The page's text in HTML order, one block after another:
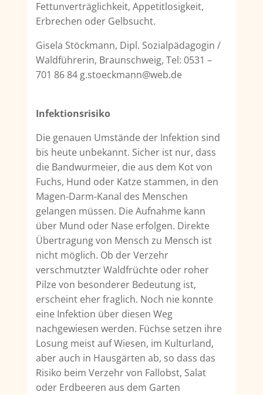
Fettunverträglichkeit, Appetitlosigkeit,
Erbrechen oder Gelbsucht.
Gisela Stöckmann, Dipl. Sozialpädagogin /
Waldführerin, Braunschweig, Tel: 0531 –
701 86 84 g.stoeckmann@web.de
Infektionsrisiko
Die genauen Umstände der Infektion sind
bis heute unbekannt. Sicher ist nur, dass
die Bandwurm­eier, die aus dem Kot von
Fuchs, Hund oder Katze stammen, in den
Magen-Darm-Kanal des Men­schen
gelangen müssen. Die Aufnahme kann
über Mund oder Nase erfolgen. Direkte
Übertragung von Mensch zu Mensch ist
nicht möglich. Ob der Verzehr
verschmutzter Waldfrüchte oder roher
Pilze von besonderer Bedeutung ist,
erscheint eher fraglich. Noch nie konnte
eine Infektion über diesen Weg
nachgewiesen werden. Füchse setzen ihre
Losung meist auf Wiesen, im Kulturland,
aber auch in Hausgärten ab, so dass das
Risiko beim Verzehr von Fallobst, Salat
oder Erdbeeren aus dem Garten